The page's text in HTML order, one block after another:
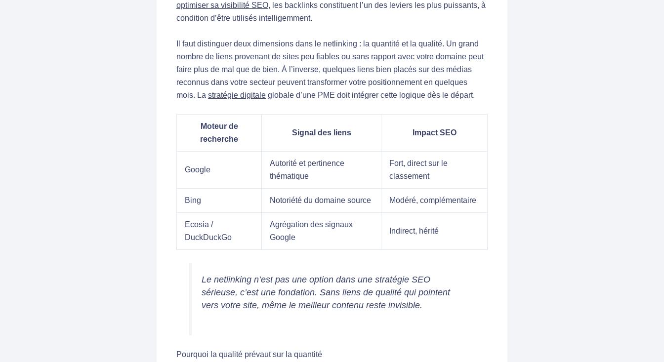
optimiser sa visibilité SEO, les backlinks constituent l’un des leviers les plus puissants, à
condition d’être utilisés intelligemment.
Il faut distinguer deux dimensions dans le netlinking : la quantité et la qualité. Un grand
nombre de liens provenant de sites peu fiables ou sans rapport avec votre domaine peut
faire plus de mal que de bien. À l’inverse, quelques liens bien placés sur des médias
reconnus dans votre secteur peuvent transformer votre positionnement en quelques
mois. La stratégie digitale globale d’une PME doit intégrer cette logique dès le départ.
Moteur de
recherche
Signal des liens Impact SEO
Google
Autorité et pertinence
thématique
Fort, direct sur le
classement
Bing Notoriété du domaine source Modéré, complémentaire
Ecosia /
DuckDuckGo
Agrégation des signaux
Google
Indirect, hérité
Le netlinking n’est pas une option dans une stratégie SEO
sérieuse, c’est une fondation. Sans liens de qualité qui pointent
vers votre site, même le meilleur contenu reste invisible.
Pourquoi la qualité prévaut sur la quantité